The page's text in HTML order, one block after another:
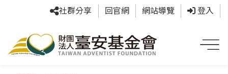
社群分享 回官網 網站導覽 登入